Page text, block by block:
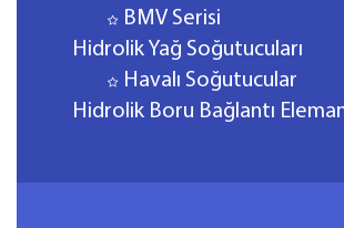
BMV Serisi
Hidrolik Yağ Soğutucuları
Havalı Soğutucular
Hidrolik Boru Bağlantı